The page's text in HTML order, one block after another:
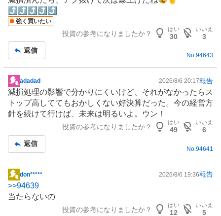
示
板
記
⤴️⤴️⤴️⤴️⤴️
強く買いたい
投資の参考になりましたか？
はい
30
いいえ
3
返信
No.94643
掲
示
板
記
adadad 2026/8/6 20:17報告
減損処理の影響で分かりにくいけど、それがなかったらス
トップ高しててもおかしくない好決算だった。今の経営方
針を続けて行けば、未来は明るいよ。ウン！
投資の参考になりましたか？
はい
49
いいえ
6
返信
No. 94641
掲
示
板
don***** 2026/8/6 19:36報告
>>94639
当たらないの
投資の参考になりましたか？
はい
12
いいえ
5